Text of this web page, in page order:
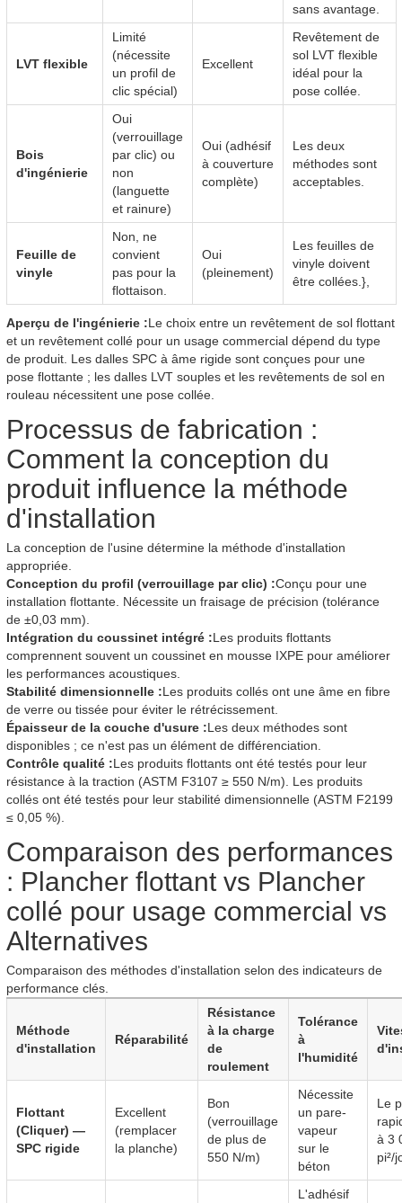
sans avantage.
LVT flexible
Limité
(nécessite
un profil de
clic spécial)
Excellent
Revêtement de
sol LVT flexible
idéal pour la
pose collée.
Bois
d'ingénierie
Oui
(verrouillage
par clic) ou
non
(languette
et rainure)
Oui (adhésif
à couverture
complète)
Les deux
méthodes sont
acceptables.
Feuille de
vinyle
Non, ne
convient
pas pour la
flottaison.
Oui
(pleinement)
Les feuilles de
vinyle doivent
être collées.},
Aperçu de l'ingénierie :Le choix entre un revêtement de sol flottant
et un revêtement collé pour un usage commercial dépend du type
de produit. Les dalles SPC à âme rigide sont conçues pour une
pose flottante ; les dalles LVT souples et les revêtements de sol en
rouleau nécessitent une pose collée.
Processus de fabrication :
Comment la conception du
produit influence la méthode
d'installation
La conception de l'usine détermine la méthode d'installation
appropriée.
Conception du profil (verrouillage par clic) :Conçu pour une
installation flottante. Nécessite un fraisage de précision (tolérance
de ±0,03 mm).
Intégration du coussinet intégré :Les produits flottants
comprennent souvent un coussinet en mousse IXPE pour améliorer
les performances acoustiques.
Stabilité dimensionnelle :Les produits collés ont une âme en fibre
de verre ou tissée pour éviter le rétrécissement.
Épaisseur de la couche d'usure :Les deux méthodes sont
disponibles ; ce n'est pas un élément de différenciation.
Contrôle qualité :Les produits flottants ont été testés pour leur
résistance à la traction (ASTM F3107 ≥ 550 N/m). Les produits
collés ont été testés pour leur stabilité dimensionnelle (ASTM F2199
≤ 0,05 %).
Comparaison des performances
: Plancher flottant vs Plancher
collé pour usage commercial vs
Alternatives
Comparaison des méthodes d'installation selon des indicateurs de
performance clés.
Méthode
d'installation
Réparabilité
Résistance
à la charge
de
roulement
Tolérance
à
l'humidité
Flottant
(Cliquer) —
SPC rigide
Excellent
(remplacer
la planche)
Bon
(verrouillage
de plus de
550 N/m)
Nécessite
un pare-
vapeur
sur le
béton
Le
à 3
pi²/
L'adhésif